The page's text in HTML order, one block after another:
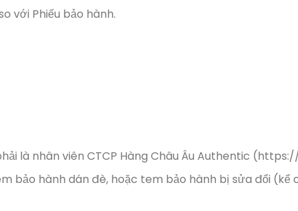
với Phiếu bảo hành.
là nhân viên CTCP Hàng Châu Âu Authentic
bảo hành dán đè, hoặc tem bảo hành bị sửa đổi (kể